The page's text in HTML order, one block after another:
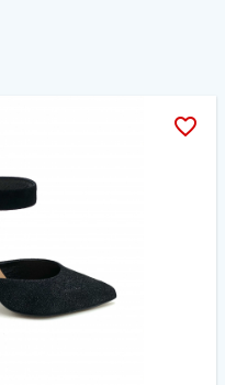
favorite_border